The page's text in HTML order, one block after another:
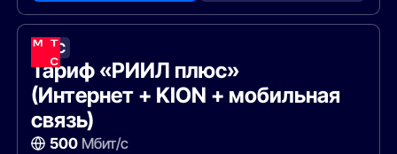
МТС
Тариф «РИИЛ плюс»
(Интернет + KION + мобильная
связь)
500Мбит/с